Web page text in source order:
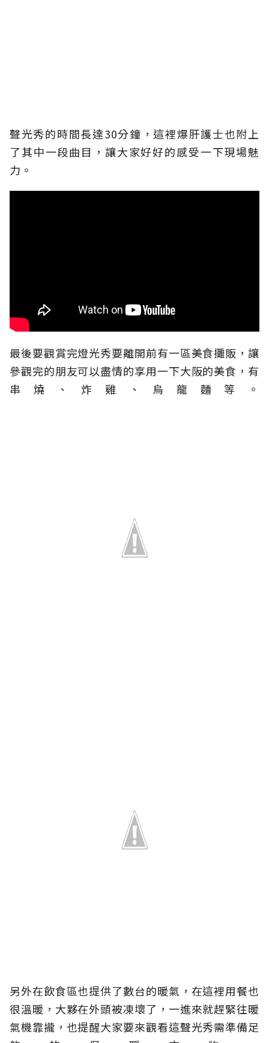
聲光秀的時間長達30分鐘，這裡爆肝護士也附上
了其中一段曲目，讓大家好好的感受一下現場魅
力。
最後要觀賞完燈光秀要離開前有一區美食攤販，讓
參觀完的朋友可以盡情的享用一下大阪的美食，有
串燒、炸雞、烏龍麵等。
另外在飲食區也提供了數台的暖氣，在這裡用餐也
很溫暖，大夥在外頭被凍壞了，一進來就趕緊往暖
氣機靠攏，也提醒大家要來觀看這聲光秀需準備足